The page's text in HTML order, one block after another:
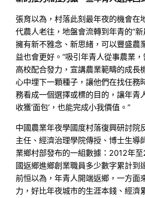
張育以為，村落此刻最年夜的機會在
代農人老往，地盤會流轉到年青的“新
擁有新不雅念、新思緒，可以豐盛農
益也會更好。“吸引年青人從事農業
高校配合發力，宣講農業範疇的成長
心中埋下一顆種子，讓他們在找任務
務看成一個選擇或標的目的，讓年青
收獲‘面包’，也能完成小我價值。”
中國農業年夜學國度村落復興研討院
主任、經濟治理學院傳授、博士生導
業鄉村部發布的一組數據：2012年
國返鄉進鄉創業職員多少數字累計到
前恒以為，年青人開端返鄉，一方面
力，好比年夜城市的生涯本錢、經濟